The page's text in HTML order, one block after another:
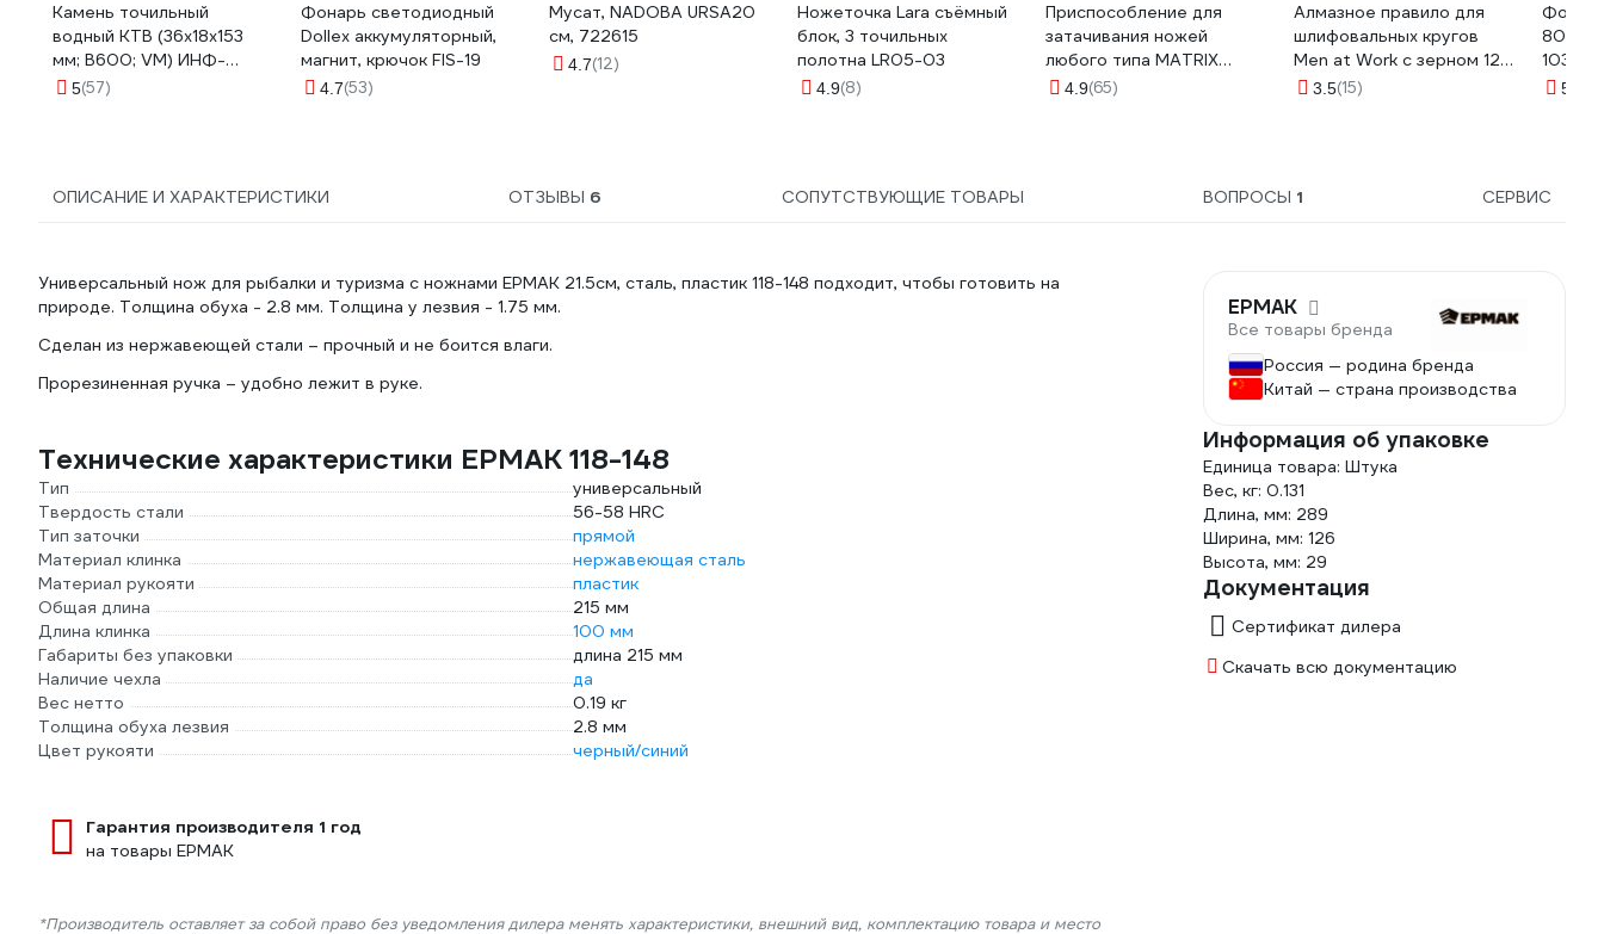
Камень точильный
водный КТВ (36х18х153
мм; B600; VM) ИНФ-
АБРАЗИВ Б-4922
5(57)
Фонарь светодиодный
Dollex аккумуляторный,
магнит, крючок FIS-19
4.7(53)
Мусат, NADOBA URSA20
см, 722615
4.7(12)
Ножеточка Lara съёмный
блок, 3 точильных
полотна LR05-03
4.9(8)
Приспособление для
затачивания ножей
любого типа MATRIX
79105
4.9(65)
Алмазное правило для
шлифовальных кругов
Men at Work с зерном 120
v6230
3.5(15)
8052
103874
5
ОПИСАНИЕ И ХАРАКТЕРИСТИКИ ОТЗЫВЫ 6 СОПУТСТВУЮЩИЕ ТОВАРЫ ВОПРОСЫ 1 СЕРВИС
Универсальный нож для рыбалки и туризма c ножнами ЕРМАК 21.5см, сталь, пластик 118-148 подходит, чтобы готовить на
природе. Толщина обуха - 2.8 мм. Толщина у лезвия - 1.75 мм.
Сделан из нержавеющей стали – прочный и не боится влаги.
Прорезиненная ручка – удобно лежит в руке.
Технические характеристики ЕРМАК 118-148
Тип
универсальный
Твердость стали
56-58 HRC
Тип заточки
прямой
Материал клинка
нержавеющая сталь
Материал рукояти
пластик
Общая длина
215 мм
Длина клинка
100 мм
Габариты без упаковки
длина 215 мм
Наличие чехла
да
Вес нетто
0.19 кг
Толщина обуха лезвия
2.8 мм
Цвет рукояти
черный/синий
Гарантия производителя 1 год
на товары ЕРМАК
*Производитель оставляет за собой право без уведомления дилера менять характеристики, внешний вид, комплектацию товара и место
ЕРМАК
Все товары бренда
Россия — родина бренда
Китай — страна производства
Информация об упаковке
Единица товара: Штука
Вес, кг: 0.131
Длина, мм: 289
Ширина, мм: 126
Высота, мм: 29
Документация
Сертификат дилера
Скачать всю документацию